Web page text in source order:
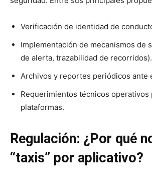
Verificación de identidad de
Implementación de mecanismos de
de alerta, trazabilidad de recorridos).
Archivos y reportes periódicos ante
Requerimientos técnicos operativos
plataformas.
Regulación: ¿Por qué
“taxis” por aplicativo?